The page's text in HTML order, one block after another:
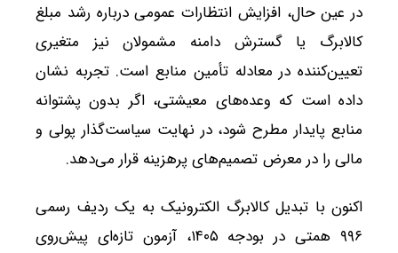
در عین حال، افزایش انتظارات عمومی درباره رشد مبلغ
کالابرگ یا گسترش دامنه مشمولان نیز متغیری
تعیین‌کننده در معادله تأمین منابع است. تجربه نشان
داده است که وعده‌های معیشتی، اگر بدون پشتوانه
منابع پایدار مطرح شود، در نهایت سیاست‌گذار پولی و
مالی را در معرض تصمیم‌های پرهزینه قرار می‌دهد.
اکنون با تبدیل کالابرگ الکترونیک به یک ردیف رسمی
۹۹۶ همتی در بودجه ۱۴۰۵، آزمون تازه‌ای پیش‌روی